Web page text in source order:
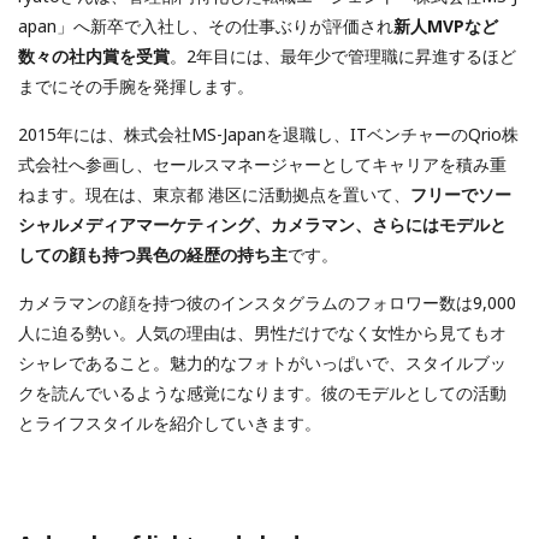
apan」へ新卒で入社し、その仕事ぶりが評価され新人MVPなど
数々の社内賞を受賞。2年目には、最年少で管理職に昇進するほど
までにその手腕を発揮します。
2015年には、株式会社MS-Japanを退職し、ITベンチャーのQrio株
式会社へ参画し、セールスマネージャーとしてキャリアを積み重
ねます。現在は、東京都 港区に活動拠点を置いて、 フリーでソー
シャルメディアマーケティング、カメラマン、さらにはモデルと
しての顔も持つ異色の経歴の持ち主です。
カメラマンの顔を持つ彼のインスタグラムのフォロワー数は9,000
人に迫る勢い。人気の理由は、男性だけでなく女性から見てもオ
シャレであること。魅力的なフォトがいっぱいで、スタイルブッ
クを読んでいるような感覚になります。彼のモデルとしての活動
とライフスタイルを紹介していきます。